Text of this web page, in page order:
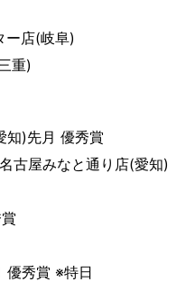
ー店(岐阜)
重)
知)先月 優秀賞
古屋みなと通り店(愛知)
優秀賞 ※特日